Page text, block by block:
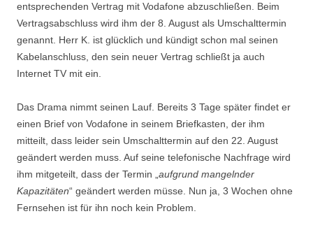
entsprechenden Vertrag mit Vodafone abzuschließen. Beim
Vertragsabschluss wird ihm der 8. August als Umschalttermin
genannt. Herr K. ist glücklich und kündigt schon mal seinen
Kabelanschluss, den sein neuer Vertrag schließt ja auch
Internet TV mit ein.
Das Drama nimmt seinen Lauf. Bereits 3 Tage später findet er
einen Brief von Vodafone in seinem Briefkasten, der ihm
mitteilt, dass leider sein Umschalttermin auf den 22. August
geändert werden muss. Auf seine telefonische Nachfrage wird
ihm mitgeteilt, dass der Termin „ aufgrund mangelnder
Kapazitäten“ geändert werden müsse. Nun ja, 3 Wochen ohne
Fernsehen ist für ihn noch kein Problem.